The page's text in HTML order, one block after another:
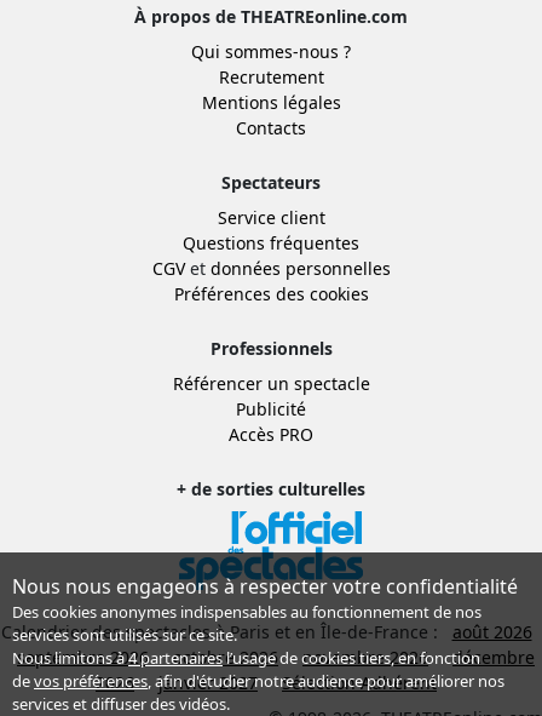
À propos de THEATREonline.com
Qui sommes-nous ?
Recrutement
Mentions légales
Contacts
Spectateurs
Service client
Questions fréquentes
CGVet données personnelles
Préférences des cookies
Professionnels
Référencer un spectacle
Publicité
Accès PRO
+ de sorties culturelles
Calendrier des spectacles à Paris et en Île-de-France :
août 2026
septembre 2026
octobre 2026 novembre 2026
décembre
2026
janvier 2027
Sélection Adhérent
Nous nous engageons à respecter votre confidentialité
Des cookies anonymes indispensables au fonctionnement de nos
services sont utilisés sur ce site.
Nous limitons à4 partenairesl’usage de cookies tiers, en fonction
devos préférences, afin d'étudier notre audience pour améliorer nos
services et diffuser des vidéos.